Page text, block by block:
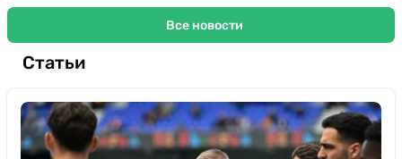
Все новости
Статьи